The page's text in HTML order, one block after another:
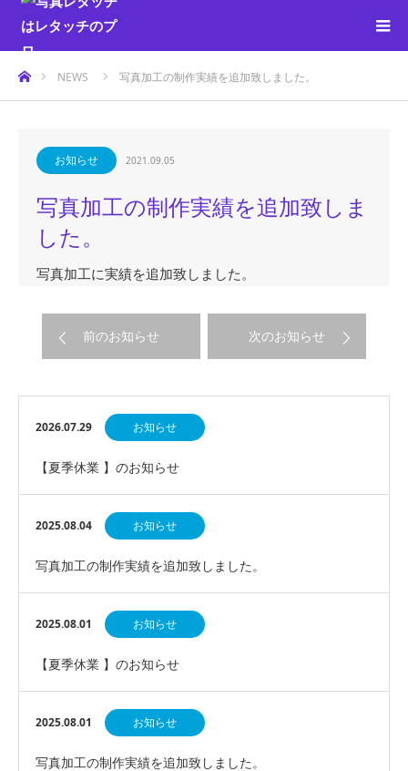
ホームNEWS 写真加工の制作実績を追加致しました。
お知らせ 2021.09.05
写真加工の制作実績を追加致しま
した。
写真加工に実績を追加致しました。
前のお知らせ 次のお知らせ
2026.07.29 お知らせ
【夏季休業 】のお知らせ
2025.08.04 お知らせ
写真加工の制作実績を追加致しました。
2025.08.01 お知らせ
【夏季休業 】のお知らせ
2025.08.01 お知らせ
写真加工の制作実績を追加致しました。